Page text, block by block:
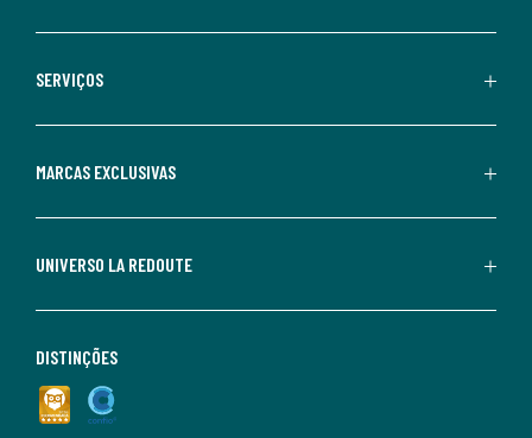
SERVIÇOS
MARCAS EXCLUSIVAS
UNIVERSO LA REDOUTE
DISTINÇÕES